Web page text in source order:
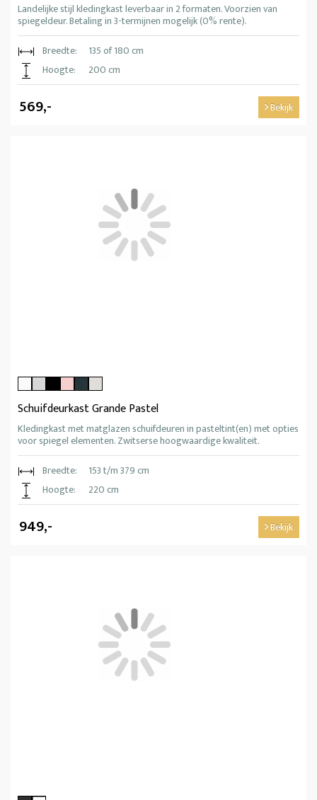
Landelijke stijl kledingkast leverbaar in 2 formaten. Voorzien van
spiegeldeur. Betaling in 3-termijnen mogelijk (0% rente).
Breedte:
135 of 180 cm
Hoogte:
200 cm
569,- Bekijk
Schuifdeurkast Grande Pastel
Kledingkast met matglazen schuifdeuren in pasteltint(en) met opties
voor spiegel elementen. Zwitserse hoogwaardige kwaliteit.
Breedte:
153 t/m 379 cm
Hoogte:
220 cm
949,- Bekijk